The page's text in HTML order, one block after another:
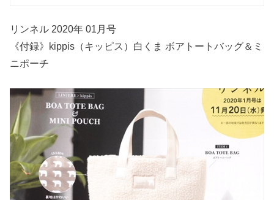
リンネル 2020年 01月号
《付録》kippis（キッピス）白くま ボアトートバッグ＆ミ
ニポーチ